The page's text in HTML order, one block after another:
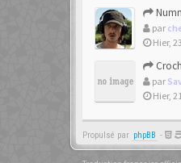
par
Hier,
par
Hier,
Propulsé par phpBB -